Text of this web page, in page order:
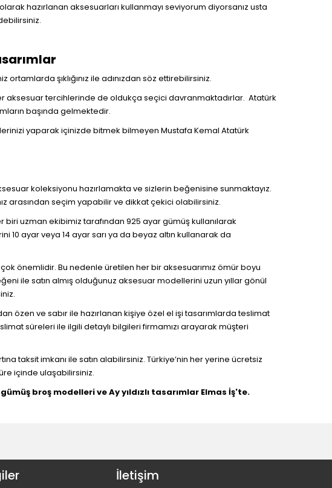
hazırlanan aksesuarları kullanmayı seviyorum diyorsanız usta
şıklığınız ile adınızdan söz ettirebilirsiniz.
aksesuar tercihlerinde de oldukça seçici davranmaktadırlar. Atatürk
başında gelmektedir.
yaparak içinizde bitmek bilmeyen Mustafa Kemal Atatürk
koleksiyonu hazırlamakta ve sizlerin beğenisine sunmaktayız.
arasından seçim yapabilir ve dikkat çekici olabilirsiniz.
biri uzman ekibimiz tarafından 925 ayar gümüş kullanılarak
ayar veya 14 ayar sarı ya da beyaz altın kullanarak da
önemlidir. Bu nedenle üretilen her bir aksesuarımız ömür boyu
ile satın almış olduğunuz aksesuar modellerini uzun yıllar gönül
özen ve sabır ile hazırlanan kişiye özel el işi tasarımlarda teslimat
süreleri ile ilgili detaylı bilgileri firmamızı arayarak müşteri
taksit imkanı ile satın alabilirsiniz. Türkiye’nin her yerine ücretsiz
içinde ulaşabilirsiniz.
broş modelleri ve Ay yıldızlı tasarımlar Elmas İş'te.
İletişim